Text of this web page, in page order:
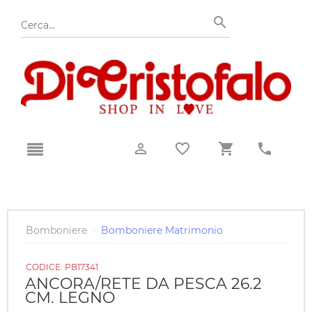
Bomboniere › Bomboniere Matrimonio
CODICE: PB17341
ANCORA/RETE DA PESCA 26.2
CM. LEGNO